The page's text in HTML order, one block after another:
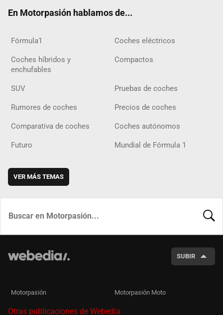
En Motorpasión hablamos de...
Fórmula1 Coches eléctricos
Coches híbridos y
enchufables
Compactos
SUV Pruebas de coches
Rumores de coches Precios de coches
Comparativa de coches Coches autónomos
Futuro Mundial de Fórmula 1
VER MÁS TEMAS
SUBIR
Motorpasión Motorpasión Moto
Otras publicaciones de Webedia